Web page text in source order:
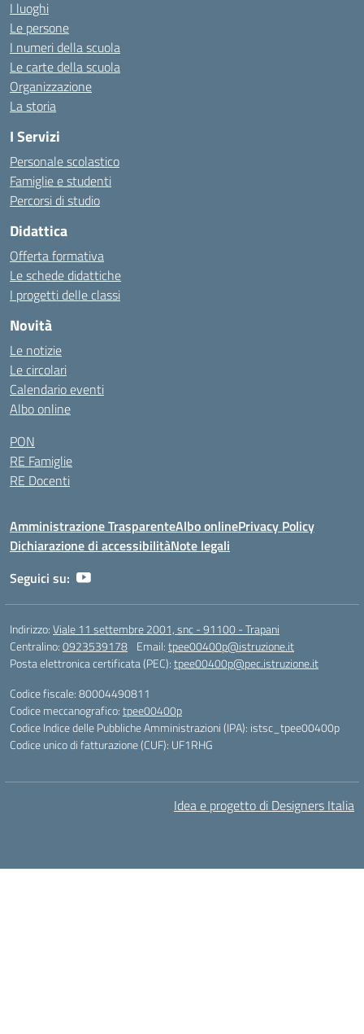
I luoghi
Le persone
I numeri della scuola
Le carte della scuola
Organizzazione
La storia
I Servizi
Personale scolastico
Famiglie e studenti
Percorsi di studio
Didattica
Offerta formativa
Le schede didattiche
I progetti delle classi
Novità
Le notizie
Le circolari
Calendario eventi
Albo online
PON
RE Famiglie
RE Docenti
Amministrazione TrasparenteAlbo onlinePrivacy Policy
Dichiarazione di accessibilitàNote legali
Seguici su:
Indirizzo:Viale 11 settembre 2001, snc - 91100 - Trapani
Centralino:0923539178 Email:tpee00400p@istruzione.it
Posta elettronica certificata (PEC):tpee00400p@pec.istruzione.it
Codice fiscale: 80004490811
Codice meccanografico:tpee00400p
Codice Indice delle Pubbliche Amministrazioni (IPA): istsc_tpee00400p
Codice unico di fatturazione (CUF): UF1RHG
Idea e progetto di Designers Italia